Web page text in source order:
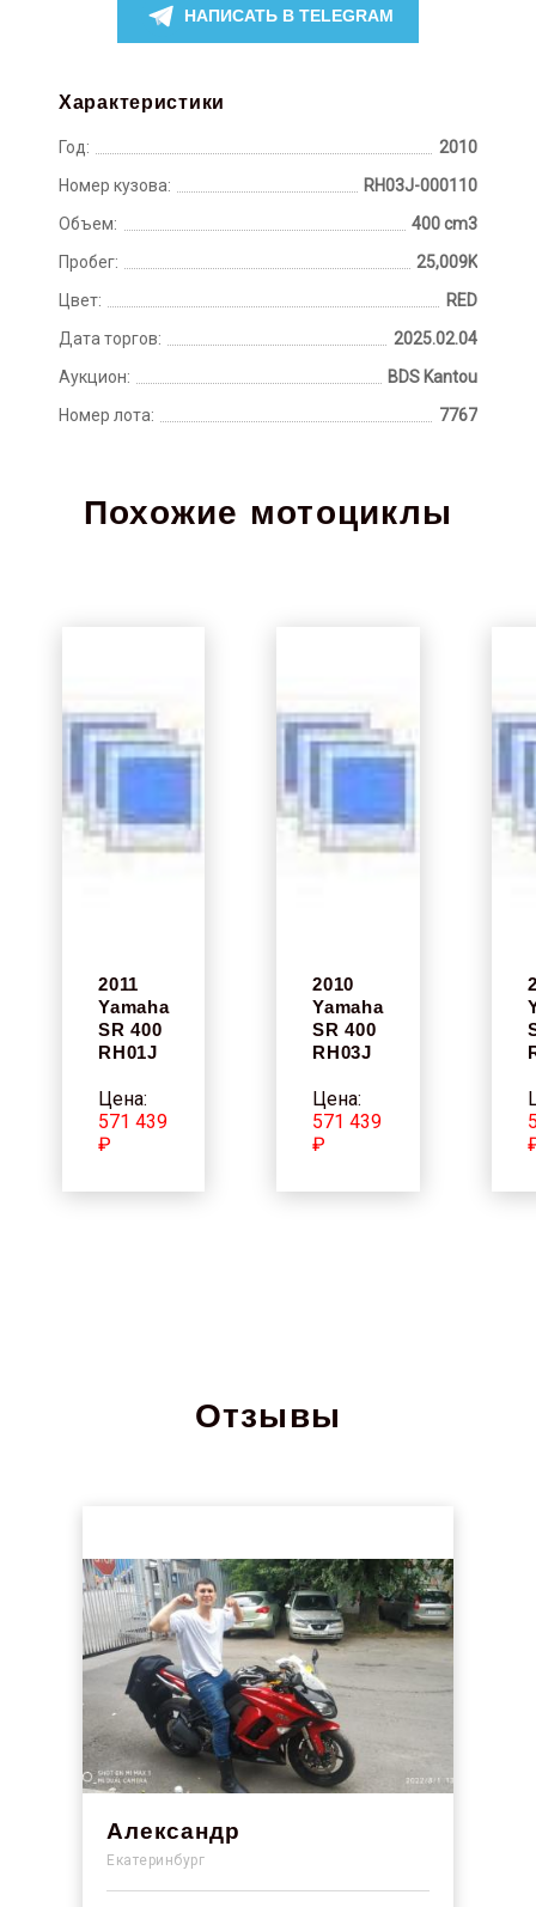
НАПИСАТЬ В TELEGRAM
Характеристики
Год:
2010
Номер кузова:
RH03J-000110
Объем:
400 cm3
Пробег:
25,009K
Цвет:
RED
Дата торгов:
2025.02.04
Аукцион:
BDS Kantou
Номер лота:
7767
Похожие мотоциклы
2011
Yamaha
SR 400
RH01J
Цена:
571 439
₽
2010
Yamaha
SR 400
RH03J
Цена:
571 439
₽
Отзывы
Александр
Екатеринбург